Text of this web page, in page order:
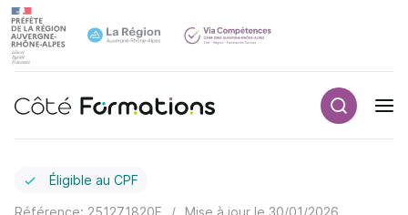
Navigation principale
Éligible au CPF
Référence: 251271820F / Mise à jour le 30/01/2026